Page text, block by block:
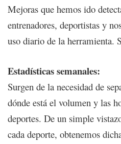
Mejoras que hemos ido
entrenadores, deportistas y
uso diario de la herramienta.
Estadísticas semanales:
Surgen de la necesidad de
dónde está el volumen y las
deportes. De un simple
cada deporte, obtenemos